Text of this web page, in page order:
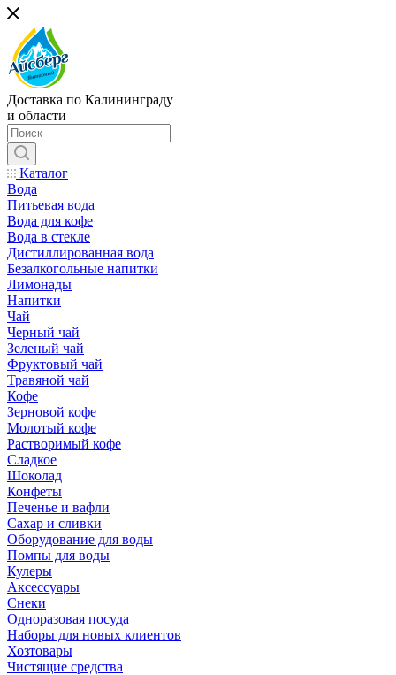
Доставка по Калининграду
и области
Каталог
Вода
Питьевая вода
Вода для кофе
Вода в стекле
Дистиллированная вода
Безалкогольные напитки
Лимонады
Напитки
Чай
Черный чай
Зеленый чай
Фруктовый чай
Травяной чай
Кофе
Зерновой кофе
Молотый кофе
Растворимый кофе
Сладкое
Шоколад
Конфеты
Печенье и вафли
Сахар и сливки
Оборудование для воды
Помпы для воды
Кулеры
Аксессуары
Снеки
Одноразовая посуда
Наборы для новых клиентов
Хозтовары
Чистящие средства